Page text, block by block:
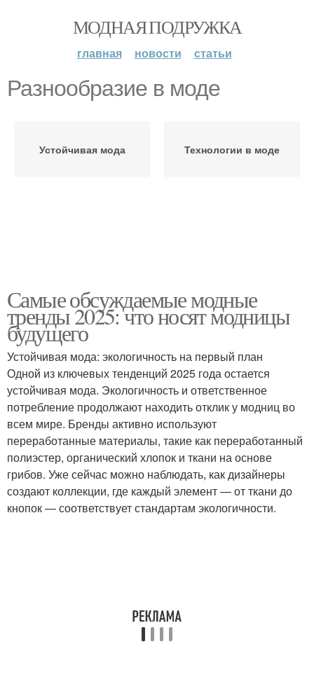
МОДНАЯ ПОДРУЖКА
главная новости статьи
Разнообразие в моде
Устойчивая мода Технологии в моде
Самые обсуждаемые модные
тренды 2025: что носят модницы
будущего
Устойчивая мода: экологичность на первый план
Одной из ключевых тенденций 2025 года остается
устойчивая мода. Экологичность и ответственное
потребление продолжают находить отклик у модниц во
всем мире. Бренды активно используют
переработанные материалы, такие как переработанный
полиэстер, органический хлопок и ткани на основе
грибов. Уже сейчас можно наблюдать, как дизайнеры
создают коллекции, где каждый элемент — от ткани до
кнопок — соответствует стандартам экологичности.